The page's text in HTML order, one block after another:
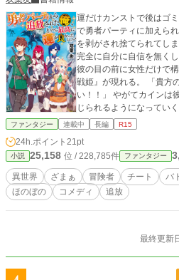
運だけカンストで後はゴ
で勇者パーティに加えら
を剥がされ捨てられてし
完全に自分に自信を無く
彼の目の前に女性だけで
戦姫』が現れる。 「貴方の力を貸して！私たちは貴方が欲し
い！！」 やがてカインは彼女達と接する中で、自分の力を信
じられるようになっていく…… あっ、残った勇者
ファンタジー 連載中 長編 R15
24h.ポイント 21pt
小説 25,158 位 / 228,785件 ファンタジー
異世界 ざまぁ 冒険者 チート バ
ほのぼの
コメディ 追放
最終更新